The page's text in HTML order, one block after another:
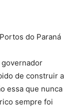
do Paraná
de construir a
essa que nunca
sempre foi